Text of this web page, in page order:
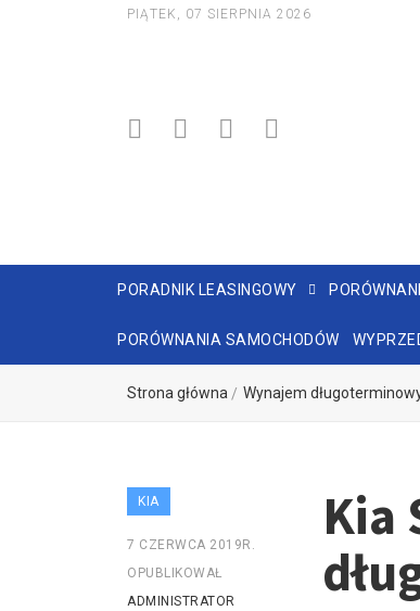
PIĄTEK, 07 SIERPNIA 2026
PORADNIK LEASINGOWY
PORÓWNANIA SAMOCHODÓW
Strona główna Wynajem
KIA
7 CZERWCA 2019R.
OPUBLIKOWAŁ
ADMINISTRATOR
Kia